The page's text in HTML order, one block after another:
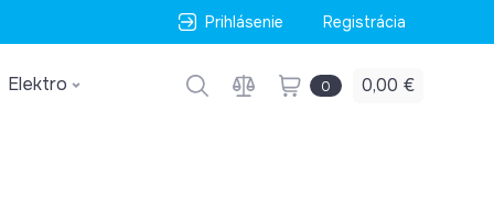
Prihlásenie Registrácia
Elektro 0 0,00 €